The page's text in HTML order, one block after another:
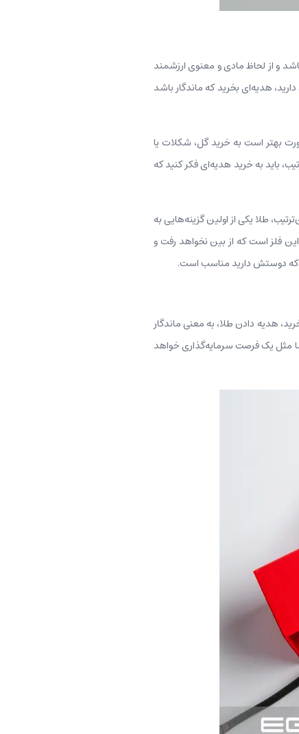
و از لحاظ مادی و معنوی ارزشمند
هدیه‌ای بخرید که ماندگار باشد
بهتر است به خرید گل، شکلات یا
باید به خرید هدیه‌ای فکر کنید که
طلا یکی از اولین گزینه‌هایی به
فلز است که از بین نخواهد رفت و
که دوستش دارید مناسب است.
هدیه دادن طلا، به معنی ماندگار
مثل یک فرصت سرمایه‌گذاری خواهد